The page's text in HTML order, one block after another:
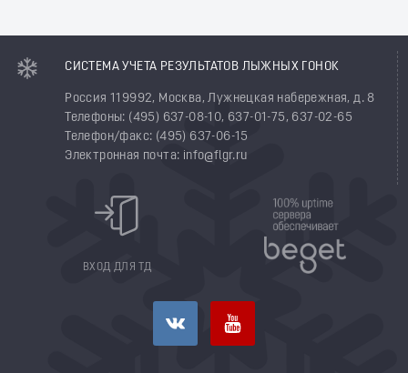
СИСТЕМА УЧЕТА РЕЗУЛЬТАТОВ ЛЫЖНЫХ ГОНОК
Россия 119992, Москва, Лужнецкая набережная, д. 8
Телефоны: (495) 637-08-10, 637-01-75, 637-02-65
Телефон/факс: (495) 637-06-15
Электронная почта: info@flgr.ru
ВХОД ДЛЯ ТД